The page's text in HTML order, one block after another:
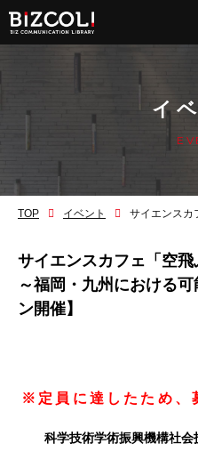
イ
TOP イベント
サイエンスカフェ「空飛
～福岡・九州における
ン開催】
※定員に達したため、
科学技術学術振興機構社